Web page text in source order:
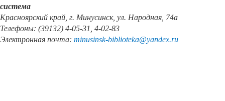
система
Красноярский край, г. Минусинск, ул. Народная, 74а
Телефоны: (39132) 4-05-31, 4-02-83
Электронная почта: minusinsk-biblioteka@yandex.ru